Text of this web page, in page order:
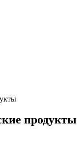
продукты